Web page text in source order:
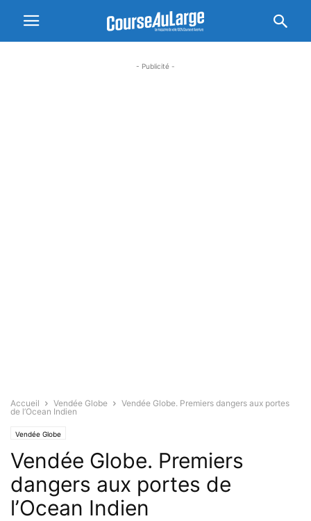
- Publicité -
Accueil Vendée Globe
Vendée Globe. Premiers dangers aux portes
de l’Ocean Indien
Vendée Globe
Vendée Globe. Premiers
dangers aux portes de
l’Ocean Indien